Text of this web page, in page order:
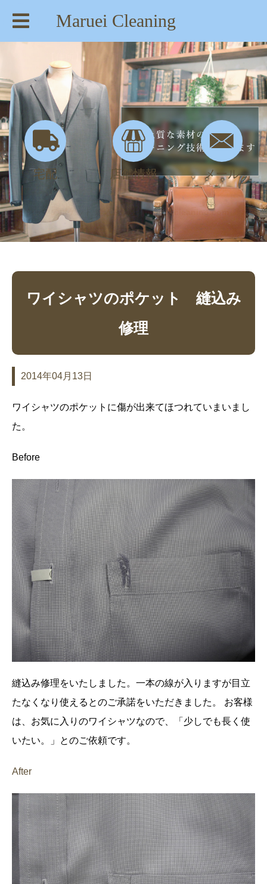
Maruei Cleaning
【住所】：東京都八王子市絹ヶ丘1-22-20
【TEL】：042-635-6234
【営業時間】：AM 8:00～PM 7:30
宅配 店舗情報 メール
ワイシャツのポケット 縫込み修理 | maruei-cleaning.com
ワイシャツのポケット 縫込み
修理
2014年04月13日
ワイシャツのポケットに傷が出来てほつれていまいまし
た。
Before
縫込み修理をいたしました。一本の線が入りますが目立
たなくなり使えるとのご承諾をいただきました。
お客様
は、お気に入りのワイシャツなので、「少しでも長く使
いたい。」とのご依頼です。
After